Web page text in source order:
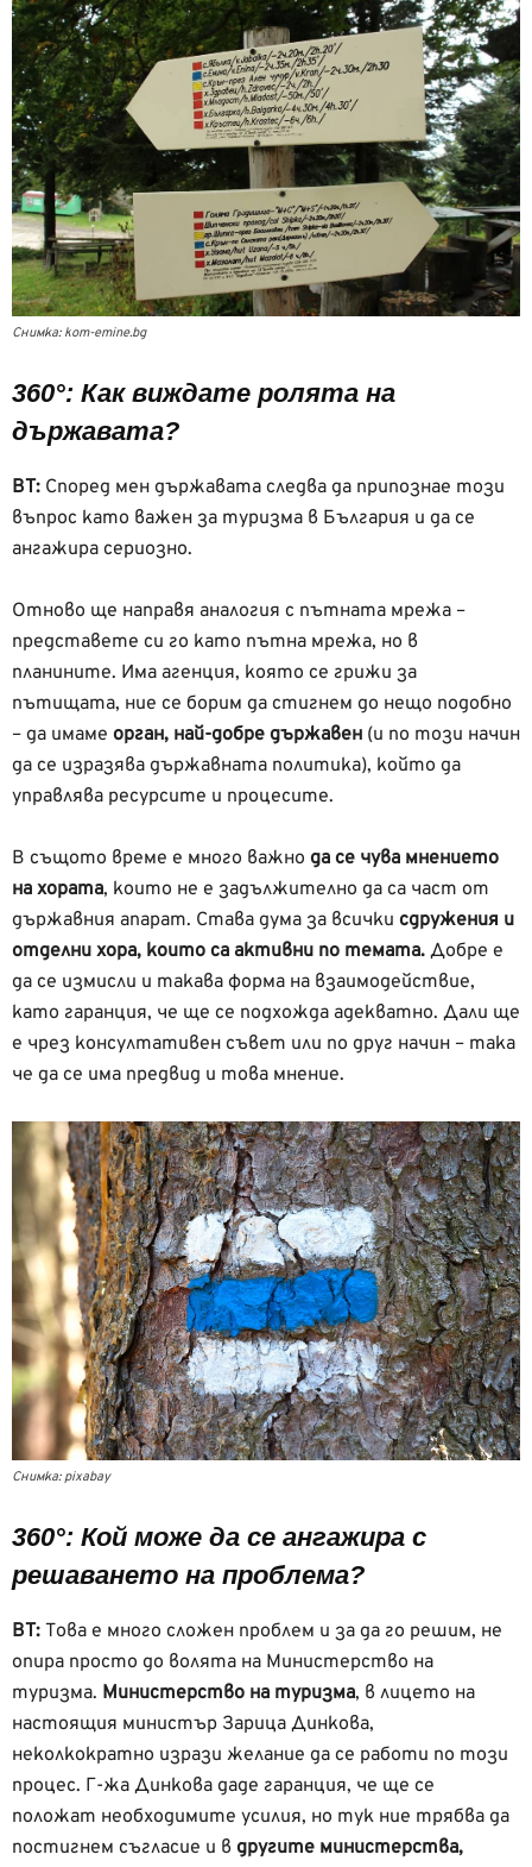
Снимка: kom-emine.bg
360°: Как виждате ролята на
държавата?
ВТ: Според мен държавата следва да припознае този
въпрос като важен за туризма в България и да се
ангажира сериозно.
Отново ще направя аналогия с пътната мрежа –
представете си го като пътна мрежа, но в
планините. Има агенция, която се грижи за
пътищата, ние се борим да стигнем до нещо подобно
– да имаме орган, най-добре държавен (и по този начин
да се изразява държавната политика), който да
управлява ресурсите и процесите.
В същото време е много важно да се чува мнението
на хората, които не е задължително да са част от
държавния апарат. Става дума за всички сдружения и
отделни хора, които са активни по темата. Добре е
да се измисли и такава форма на взаимодействие,
като гаранция, че ще се подхожда адекватно. Дали ще
е чрез консултативен съвет или по друг начин – така
че да се има предвид и това мнение.
Снимка: pixabay
360°: Кой може да се ангажира с
решаването на проблема?
ВТ: Това е много сложен проблем и за да го решим, не
опира просто до волята на Министерство на
туризма. Министерство на туризма, в лицето на
настоящия министър Зарица Динкова,
неколкократно изрази желание да се работи по този
процес. Г-жа Динкова даде гаранция, че ще се
положат необходимите усилия, но тук ние трябва да
постигнем съгласие и в другите министерства,